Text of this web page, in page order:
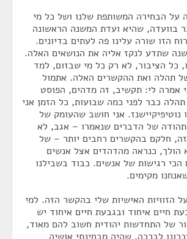
על הבחירה המשותפת שלנו ושל כל מי
בוועדה, שהיא ועדת המשנה הראשונה
הזו שורה עלינו פה לעתים בדיונים.
שתדע לנקז אליה את הנושאים האלה.
כל הציבור, לא רק כל מי שבזום, למד
תהלה ואת ההקשרים האלה. אתמול
אמרה לי: תקשיב, זה מדהים, הפוסט
כבר לפני כמה שבועות, כל הזמן אני
אני חושב שהעומק של
של הדברים שנאמרו – אגב, לא
חלקם בהקשרים רחבים יותר – של
הולך, כנראה מהדהדים אצל אנשים
הכי רגישות של אנשים. כבוד בשבילנו
מקימים.
הזוויות האישיות שלי בהקשר הזה. למי
חיים איחוד ובגבעת חיים איחוד יש
של התחדשות יהודית חשוב להם מאוד,